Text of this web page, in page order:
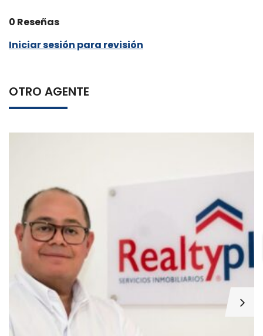
0 Reseñas
Iniciar sesión para revisión
OTRO AGENTE